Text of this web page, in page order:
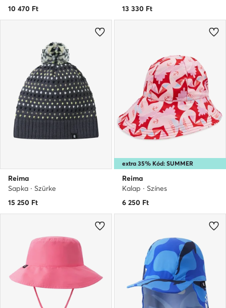
10 470 Ft
13 330 Ft
Reima
Sapka · Szürke
15 250 Ft
extra 35% Kód: SUMMER
Reima
Kalap · Színes
6 250 Ft